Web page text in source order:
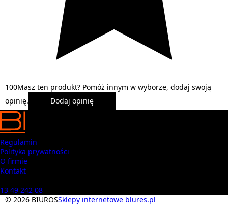
100Masz ten produkt? Pomóż innym w wyborze, dodaj swoją
opinię.
Dodaj opinię
Regulamin
Polityka prywatności
O firmie
Kontakt
13 49 242 08
© 2026 BIUROSSklepy internetowe blures.pl